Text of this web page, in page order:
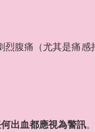
烈腹痛（尤其是痛感
出血都應視為警訊。